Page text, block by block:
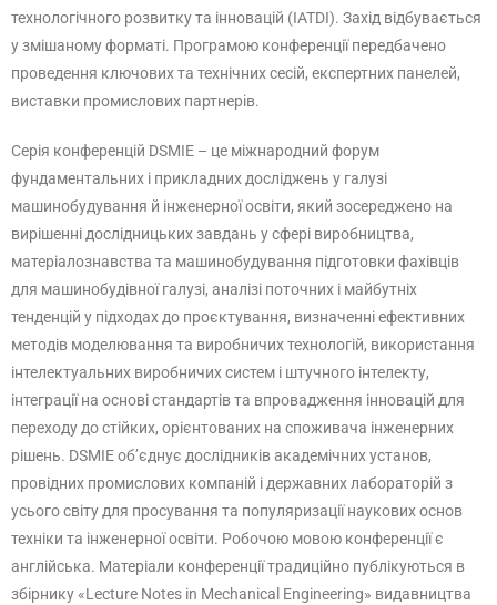
технологічного розвитку та інновацій (IATDI). Захід відбувається
у змішаному форматі. Програмою конференції передбачено
проведення ключових та технічних сесій, експертних панелей,
виставки промислових партнерів.
Серія конференцій DSMIE – це міжнародний форум
фундаментальних і прикладних досліджень у галузі
машинобудування й інженерної освіти, який зосереджено на
вирішенні дослідницьких завдань у сфері виробництва,
матеріалознавства та машинобудування підготовки фахівців
для машинобудівної галузі, аналізі поточних і майбутніх
тенденцій у підходах до проєктування, визначенні ефективних
методів моделювання та виробничих технологій, використання
інтелектуальних виробничих систем і штучного інтелекту,
інтеграції на основі стандартів та впровадження інновацій для
переходу до стійких, орієнтованих на споживача інженерних
рішень. DSMIE об’єднує дослідників академічних установ,
провідних промислових компаній і державних лабораторій з
усього світу для просування та популяризації наукових основ
техніки та інженерної освіти. Робочою мовою конференції є
англійська. Матеріали конференції традиційно публікуються в
збірнику «Lecture Notes in Mechanical Engineering» видавництва